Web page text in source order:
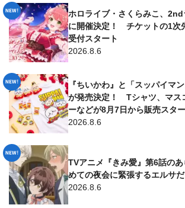
ホロライブ・さくらみこ、2nd
に開催決定！ チケットの1次
受付スタート
2026.8.6
『ちいかわ』と「スッパイマ
が発売決定！ Tシャツ、マス
ーなどが8月7日から販売スタ
2026.8.6
TVアニメ『きみ愛』第6話の
めての夜会に緊張するエルサ
2026.8.6